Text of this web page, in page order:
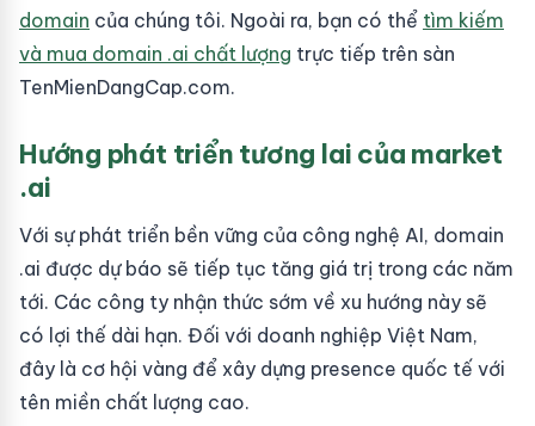
domain của chúng tôi. Ngoài ra, bạn có thể tìm kiếm
và mua domain .ai chất lượng trực tiếp trên sàn
TenMienDangCap.com.
Hướng phát triển tương lai của market
.ai
Với sự phát triển bền vững của công nghệ AI, domain
.ai được dự báo sẽ tiếp tục tăng giá trị trong các năm
tới. Các công ty nhận thức sớm về xu hướng này sẽ
có lợi thế dài hạn. Đối với doanh nghiệp Việt Nam,
đây là cơ hội vàng để xây dựng presence quốc tế với
tên miền chất lượng cao.